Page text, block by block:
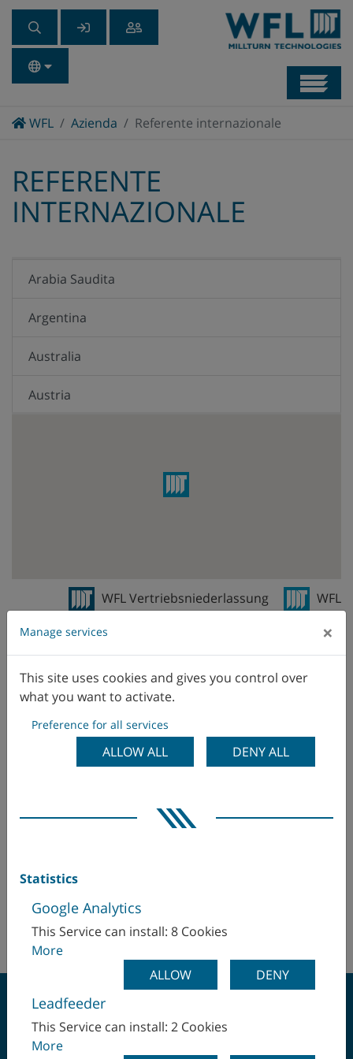
WFLHomeAzienda Referente internazionale
REFERENTE
INTERNAZIONALE
Arabia Saudita
Argentina
Australia
Austria
Colombia
Danimarca
Ecuador
Emirati Arabi Uniti
Germania
Gran Bretagna
India
WFL Vertriebsniederlassung
WFL
Intermach Ltda.
rip(at)intermach.com.co
+57 31 3421 5645
+57 12 3728 40
http://www.intermach.com.co
Manage services ×
This site uses cookies and gives you control over
what you want to activate.
Preference for all services
ALLOW ALL DENY ALL
Statistics
Google Analytics
This Service can install: 8 Cookies
More
ALLOW
DENY
Leadfeeder
This Service can install: 2 Cookies
More